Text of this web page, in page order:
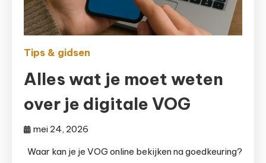
Tips & gidsen
Alles wat je moet weten
over je digitale VOG
mei 24, 2026
Waar kan je je VOG online bekijken na goedkeuring?